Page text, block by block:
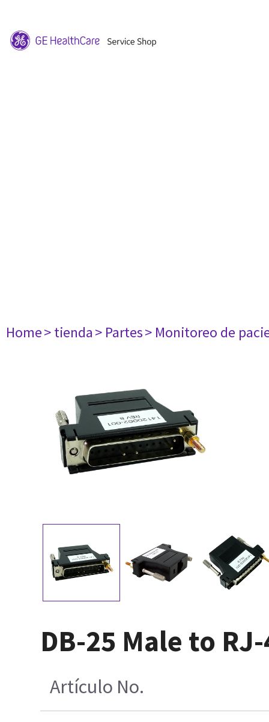
Home> tienda> Partes> Monitoreo de
DB-25 Male to
Artículo No.